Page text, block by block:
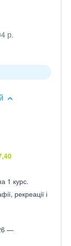
р.
1 курс.
рекреації і
—